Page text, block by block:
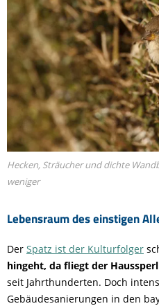
Lebensraum des einstigen
Hecken, Sträucher und dichte
weniger
Der Spatz ist der Kulturfolger
hingeht, da fliegt der
seit Jahrthunderten. Doch
Gebäudesanierungen in den